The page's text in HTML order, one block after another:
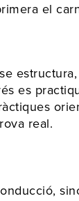
el
es
real.